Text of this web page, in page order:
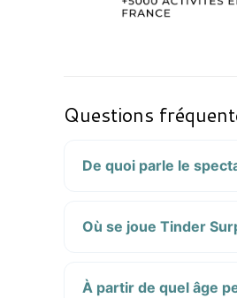
Questions
De quoi parle le
Où se joue Tinder
À partir de quel âge